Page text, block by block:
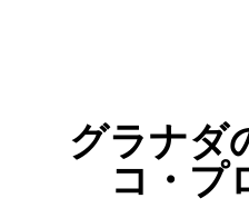
グラナダ
コ・プ